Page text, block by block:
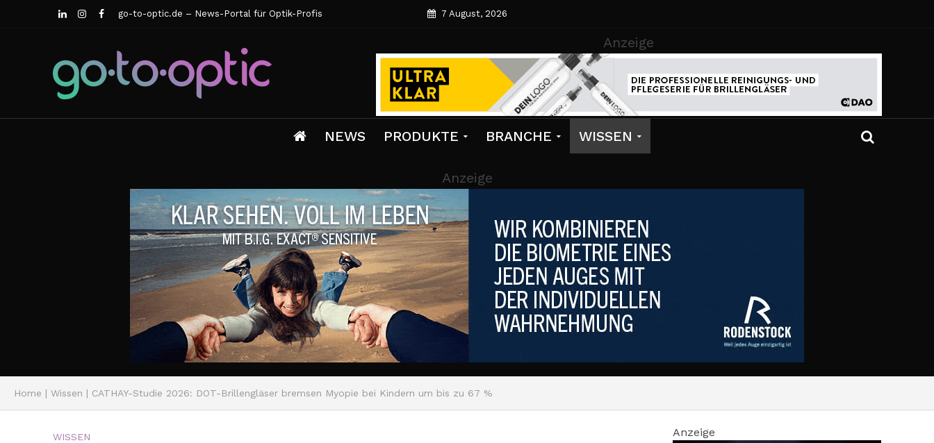
go-to-optic.de – News-Portal für Optik-Profis 7 August, 2026
Anzeige
NEWS PRODUKTE BRANCHE WISSEN
Anzeige
Home | Wissen | CATHAY-Studie 2026: DOT-Brillengläser bremsen Myopie bei Kindern um bis zu 67 %
WISSEN Anzeige